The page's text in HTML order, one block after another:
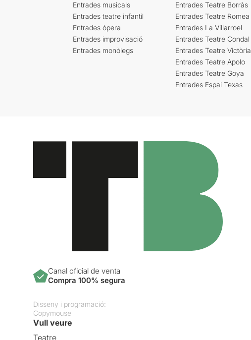
Entrades musicals
Entrades teatre infantil
Entrades òpera
Entrades improvisació
Entrades monòlegs
Entrades Teatre Borràs
Entrades Teatre Romea
Entrades La Villarroel
Entrades Teatre Condal
Entrades Teatre Victòria
Entrades Teatre Apolo
Entrades Teatre Goya
Entrades Espai Texas
Canal oficial de venta
Compra 100% segura
Disseny i programació:
Copymouse
Vull veure
Teatre